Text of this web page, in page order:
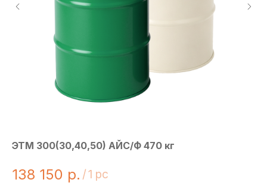
ЭТМ 300(30,40,50) АЙС/Ф 470 кг
138 150 р. /1 pc